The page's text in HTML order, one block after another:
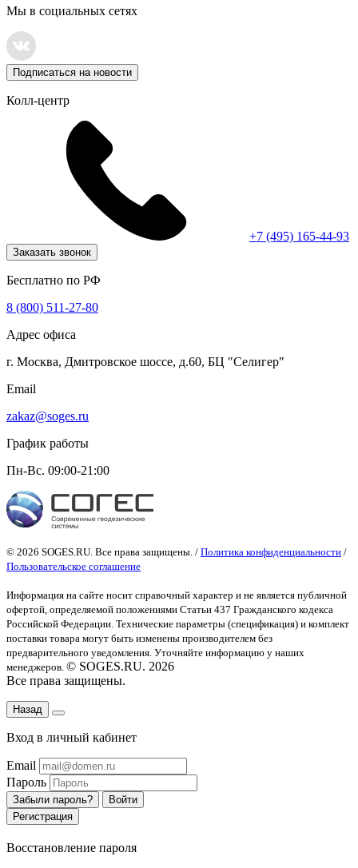
Мы в социальных сетях
Подписаться на новости
Колл-центр
+7 (495) 165-44-93
Заказать звонок
Бесплатно по РФ
8 (800) 511-27-80
Адрес офиса
г. Москва, Дмитровское шоссе, д.60, БЦ "Селигер"
Email
zakaz@soges.ru
График работы
Пн-Вс. 09:00-21:00
© 2026 SOGES.RU. Все права защищены. / Политика конфиденциальности /
Пользовательское соглашение
Информация на сайте носит справочный характер и не является публичной
офертой, определяемой положениями Статьи 437 Гражданского кодекса
Российской Федерации. Технические параметры (спецификация) и комплект
поставки товара могут быть изменены производителем без
предварительного уведомления. Уточняйте информацию у наших
менеджеров. © SOGES.RU. 2026
Все права защищены.
Назад
Вход в личный кабинет
Email
Пароль
Забыли пароль?
Войти
Регистрация
Восстановление пароля